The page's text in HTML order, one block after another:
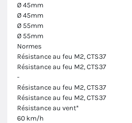
Ø 45mm
Ø 45mm
Ø 55mm
Ø 55mm
Normes
Résistance au feu M2, CTS37
Résistance au feu M2, CTS37
-
Résistance au feu M2, CTS37
Résistance au feu M2, CTS37
Résistance au vent*
60 km/h